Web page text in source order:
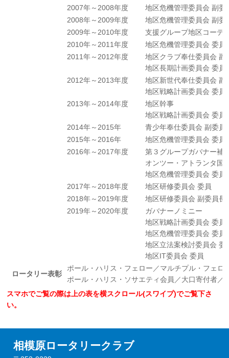
2007年～2008年度
地区危機管理委員会 副委
2008年～2009年度
地区危機管理委員会 副委
2009年～2010年度
支援グループ地区コーデ
2010年～2011年度
地区危機管理委員会 委員
2011年～2012年度
地区クラブ奉仕委員会 副
地区長期計画委員会 委員
2012年～2013年度
地区新世代奉仕委員会 副
地区戦略計画委員会 委員
2013年～2014年度
地区幹事
地区戦略計画委員会 委員
2014年～2015年
青少年奉仕委員会 副委員
2015年～2016年
地区危機管理委員会 委員
2016年～2017年度
第３グループガバナー補
オンツー・アトランタ国
地区危機管理委員会 委員
2017年～2018年度
地区研修委員会 委員
2018年～2019年度
地区研修委員会 副委員長
2019年～2020年度
ガバナーノミニー
地区戦略計画委員会 委員
地区危機管理委員会 委員
地区立法案検討委員会 委
地区IT委員会 委員
ロータリー表彰
ポール・ハリス・フェロー／マルチプル・フェロ
ポール・ハリス・ソサエティ会員／大口寄付者／
スマホでご覧の際は上の表を横スクロール(スワイプ)でご覧下さ
い。
相模原ロータリークラブ